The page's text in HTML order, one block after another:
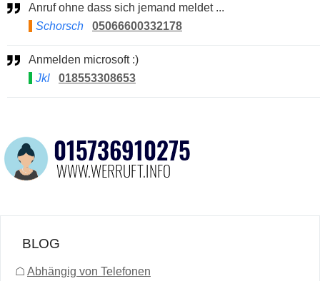
Anruf ohne dass sich jemand meldet ...
Schorsch
05066600332178
Anmelden microsoft :)
Jkl
018553308653
BLOG
☖ Abhängig von Telefonen